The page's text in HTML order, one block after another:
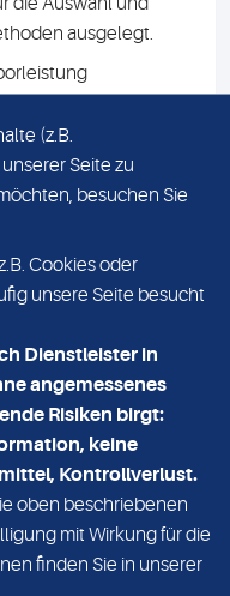
ausgelegt.
Beauftragung der
mit dieser
GmbH
(z.B.
Seite zu
besuchen Sie
Cookies oder
unsere Seite besucht
Dienstleister in
angemessenes
Risiken birgt:
keine
Kontrollverlust.
oben beschriebenen
mit Wirkung für die
finden Sie in unserer